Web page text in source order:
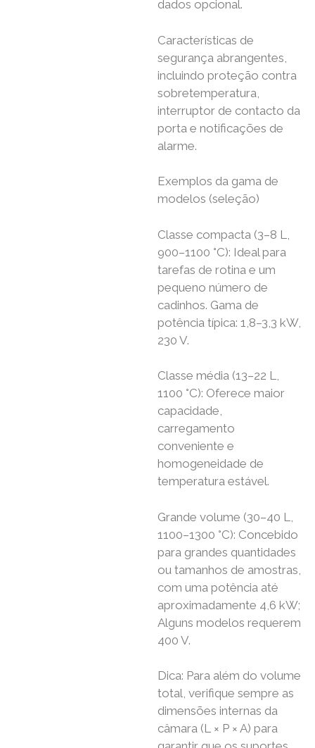
dados opcional.
Características de
segurança abrangentes,
incluindo proteção contra
sobretemperatura,
interruptor de contacto da
porta e notificações de
alarme.
Exemplos da gama de
modelos (seleção)
Classe compacta (3–8 L,
900–1100 °C): Ideal para
tarefas de rotina e um
pequeno número de
cadinhos. Gama de
potência típica: 1,8–3,3 kW,
230 V.
Classe média (13–22 L,
1100 °C): Oferece maior
capacidade,
carregamento
conveniente e
homogeneidade de
temperatura estável.
Grande volume (30–40 L,
1100–1300 °C): Concebido
para grandes quantidades
ou tamanhos de amostras,
com uma potência até
aproximadamente 4,6 kW;
Alguns modelos requerem
400 V.
Dica: Para além do volume
total, verifique sempre as
dimensões internas da
câmara (L × P × A) para